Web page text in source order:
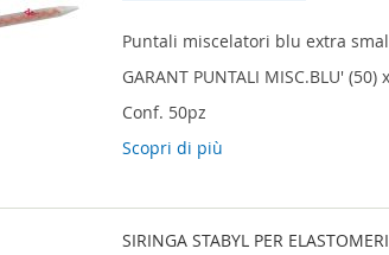
Puntali miscelatori blu extra
GARANT PUNTALI MISC.BLU' (50)
Conf. 50pz
Scopri di più
SIRINGA STABYL PER ELASTOMERI